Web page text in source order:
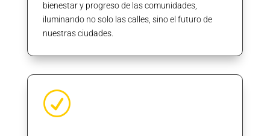
bienestar y progreso de las comunidades,
iluminando no solo las calles, sino el futuro de
nuestras ciudades.
R